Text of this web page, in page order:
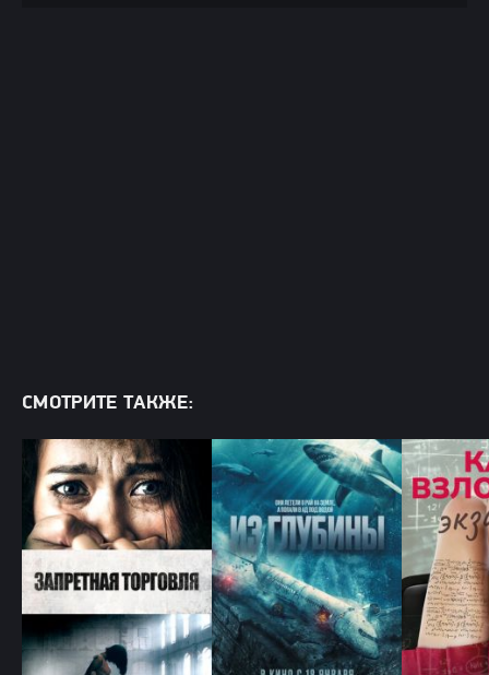
СМОТРИТЕ ТАКЖЕ: